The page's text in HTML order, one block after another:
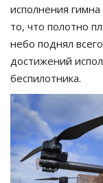
исполнения
то, что полотно
небо поднял
достижений
беспилотника.